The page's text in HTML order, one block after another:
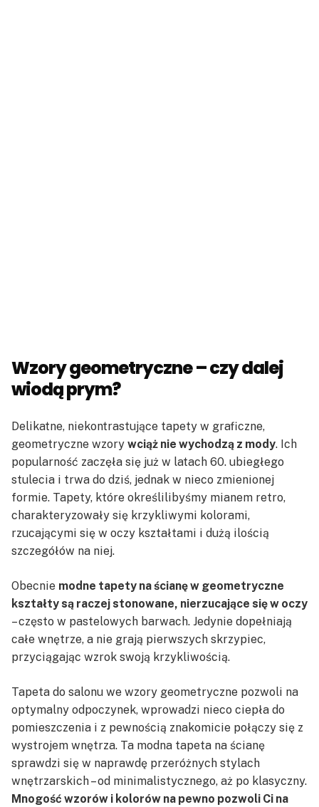
Wzory geometryczne – czy dalej
wiodą prym?
Delikatne, niekontrastujące tapety w graficzne,
geometryczne wzory wciąż nie wychodzą z mody. Ich
popularność zaczęła się już w latach 60. ubiegłego
stulecia i trwa do dziś, jednak w nieco zmienionej
formie. Tapety, które określilibyśmy mianem retro,
charakteryzowały się krzykliwymi kolorami,
rzucającymi się w oczy kształtami i dużą ilością
szczegółów na niej.
Obecnie modne tapety na ścianę w geometryczne
kształty są raczej stonowane, nierzucające się w oczy
– często w pastelowych barwach. Jedynie dopełniają
całe wnętrze, a nie grają pierwszych skrzypiec,
przyciągając wzrok swoją krzykliwością.
Tapeta do salonu we wzory geometryczne pozwoli na
optymalny odpoczynek, wprowadzi nieco ciepła do
pomieszczenia i z pewnością znakomicie połączy się z
wystrojem wnętrza. Ta modna tapeta na ścianę
sprawdzi się w naprawdę przeróżnych stylach
wnętrzarskich – od minimalistycznego, aż po klasyczny.
Mnogość wzorów i kolorów na pewno pozwoli Ci na